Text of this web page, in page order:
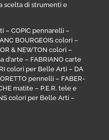
scelta di strumenti e
– COPIC pennarelli –
BOURGEOIS colori –
& NEWTON colori –
d’arte– FABRIANO carte
colori per Belle Arti – DA
pennelli – FABER-
matite– P.E.R. tele e
colori per Belle Arti –